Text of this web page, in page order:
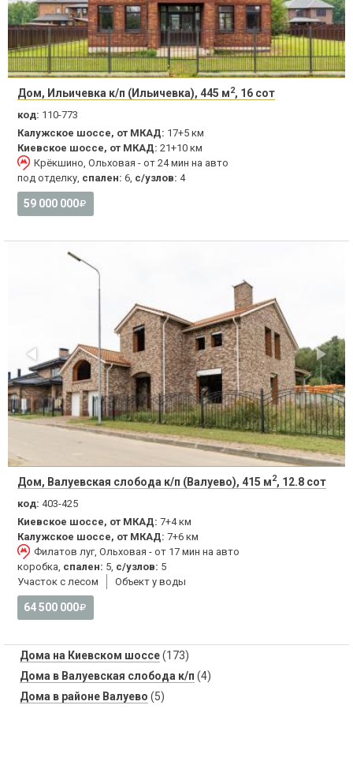
Дом, Ильичевка к/п (Ильичевка), 445 м2, 16 сот
код: 110-773
Калужское шоссе, от МКАД: 17+5 км
Киевское шоссе, от МКАД: 21+10 км
Крёкшино, Ольховая - от 24 мин на авто
под отделку, спален: 6, с/узлов: 4
59 000 000
Дом, Валуевская слобода к/п (Валуево), 415 м2, 12.8 сот
код: 403-425
Киевское шоссе, от МКАД: 7+4 км
Калужское шоссе, от МКАД: 7+6 км
Филатов луг, Ольховая - от 17 мин на авто
коробка, спален: 5, с/узлов: 5
Участок с лесом
Объект у воды
64 500 000
Дома на Киевском шоссе(173)
Дома в Валуевская слобода к/п (4)
Дома в районе Валуево (5)